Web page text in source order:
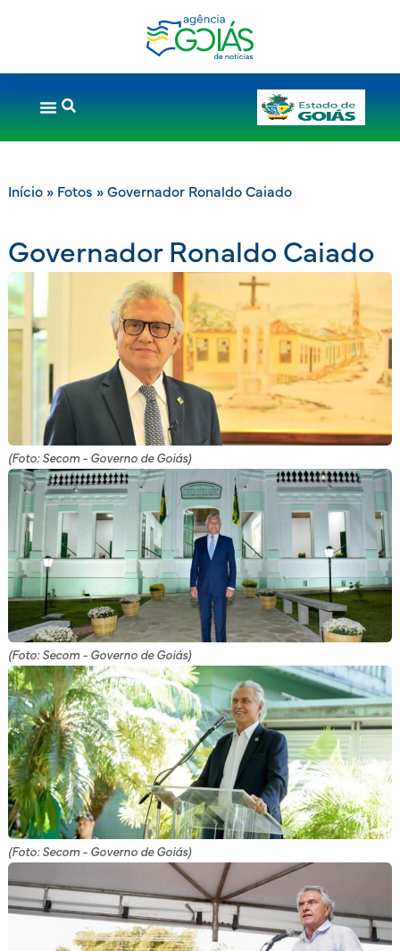
Início» Fotos » Governador Ronaldo Caiado
Governador Ronaldo Caiado
(Foto: Secom - Governo de Goiás)
(Foto: Secom - Governo de Goiás)
(Foto: Secom - Governo de Goiás)